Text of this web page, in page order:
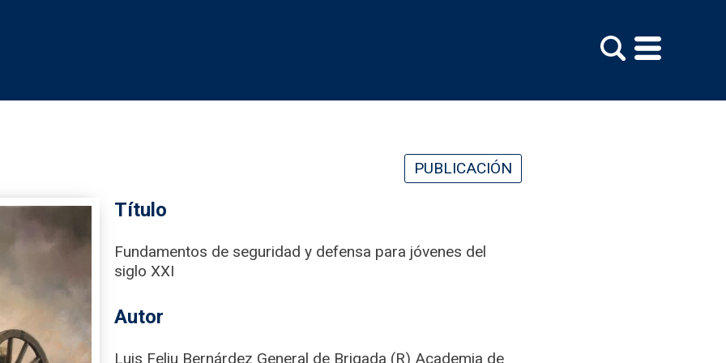
PUBLICACIÓN
Título
Fundamentos de seguridad y defensa para jóvenes del
siglo XXI
Autor
Luis Feliu Bernárdez General de Brigada (R) Academia de